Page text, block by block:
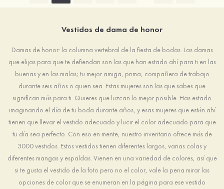
Vestidos de dama de honor
Damas de honor: la columna vertebral de la fiesta de bodas. Las damas
que elijas para que te defiendan son las que han estado ahí para ti en las
buenas y en las malas; tu mejor amiga, prima, compañera de trabajo
durante seis años o quien sea. Estas mujeres son las que sabes que
significan más para ti. Quieres que luzcan lo mejor posible. Has estado
imaginando el día de tu boda durante años, y esas mujeres que están ahí
tienen que llevar el vestido adecuado y lucir el color adecuado para que
tu día sea perfecto. Con eso en mente, nuestro inventario ofrece más de
3000 vestidos. Estos vestidos tienen diferentes largos, varias colas y
diferentes mangas y espaldas. Vienen en una variedad de colores, así que
si te gusta el vestido de la foto pero no el color, vale la pena mirar las
opciones de color que se enumeran en la página para ese vestido